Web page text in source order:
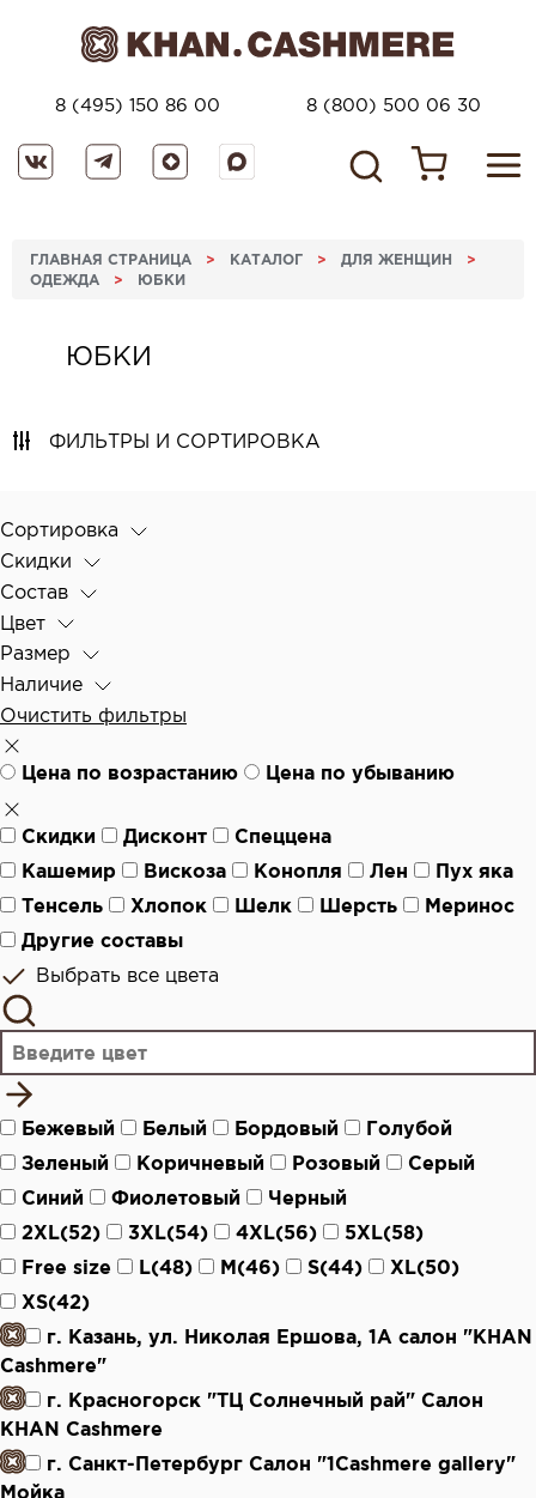
8 (495) 150 86 00 8 (800) 500 06 30
ГЛАВНАЯ СТРАНИЦА > КАТАЛОГ > ДЛЯ ЖЕНЩИН >
ОДЕЖДА > ЮБКИ
ЮБКИ
ФИЛЬТРЫ И СОРТИРОВКА
Сортировка
Скидки
Состав
Цвет
Размер
Наличие
Очистить фильтры
Цена по возрастанию Цена по убыванию
Скидки Дисконт
Спеццена
Кашемир
Вискоза Конопля Лен
Пух яка
Тенсель
Хлопок Шелк Шерсть
Меринос
Другие составы
Выбрать все цвета
Бежевый Белый Бордовый
Голубой
Зеленый
Коричневый Розовый
Серый
Синий
Фиолетовый
Черный
2XL(52)
3XL(54) 4XL(56)
5XL(58)
Free size
L(48) M(46) S(44)
XL(50)
XS(42)
г. Казань, ул. Николая Ершова, 1А салон "KHAN
Cashmere"
г. Красногорск "ТЦ Солнечный рай" Салон
KHAN Cashmere
г. Санкт-Петербург Салон "1Cashmere gallery"
Мойка